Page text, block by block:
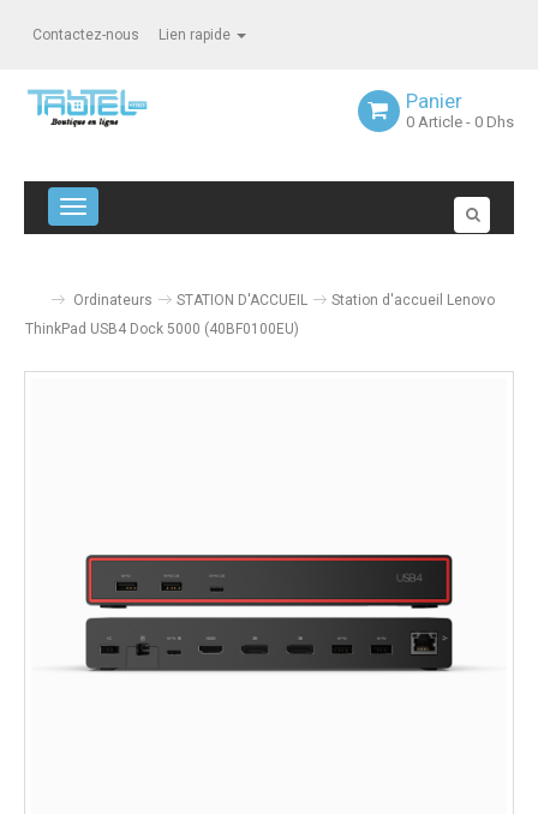
Contactez-nous Lien rapide
Panier
0 Article - 0 Dhs
Navigation bascule
Ordinateurs STATION D'ACCUEIL
Station d'accueil Lenovo
ThinkPad USB4 Dock 5000 (40BF0100EU)